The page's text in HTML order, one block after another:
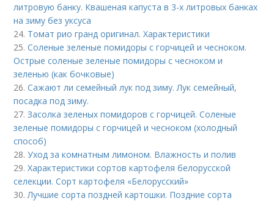
литровую банку. Квашеная капуста в 3-х литровых банках
на зиму без уксуса
24. Томат рио гранд оригинал. Характеристики
25.Соленые зеленые помидоры с горчицей и чесноком.
Острые соленые зеленые помидоры с чесноком и
зеленью (как бочковые)
26.Сажают ли семейный лук под зиму. Лук семейный,
посадка под зиму.
27.Засолка зеленых помидоров с горчицей. Соленые
зеленые помидоры с горчицей и чесноком (холодный
способ)
28.Уход за комнатным лимоном. Влажность и полив
29.Характеристики сортов картофеля белорусской
селекции. Сорт картофеля «Белорусский»
30.Лучшие сорта поздней картошки. Поздние сорта